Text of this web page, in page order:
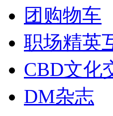
团购物车
职场精英
CBD文化
DM杂志